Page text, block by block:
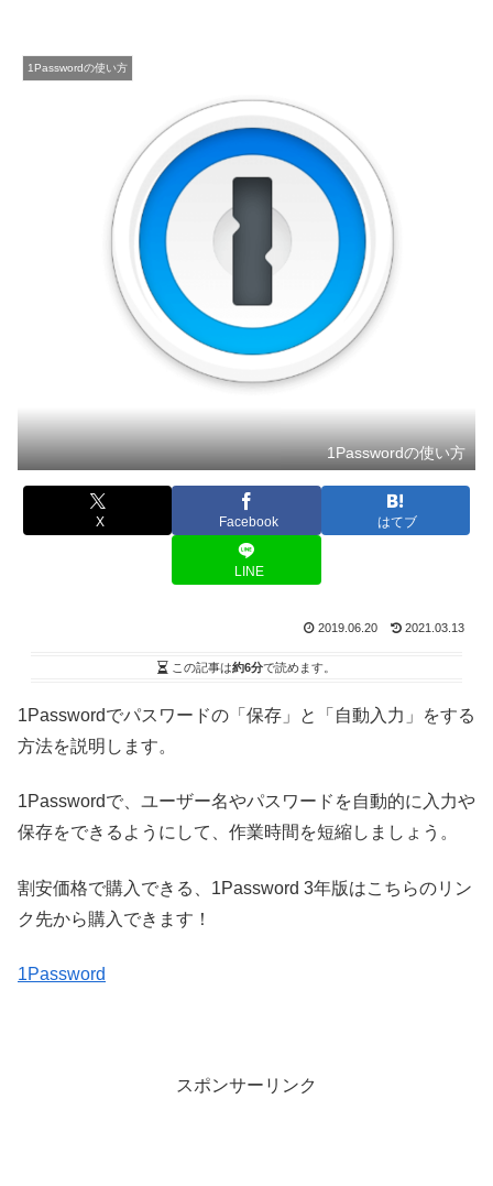
1Passwordの使い方
1Passwordの使い方
X Facebook はてブ
LINE
2019.06.20 2021.03.13
この記事は約6分で読めます。
1Passwordでパスワードの「保存」と「自動入力」をする
方法を説明します。
1Passwordで、ユーザー名やパスワードを自動的に入力や
保存をできるようにして、作業時間を短縮しましょう。
割安価格で購入できる、1Password 3年版はこちらのリン
ク先から購入できます！
1Password
スポンサーリンク